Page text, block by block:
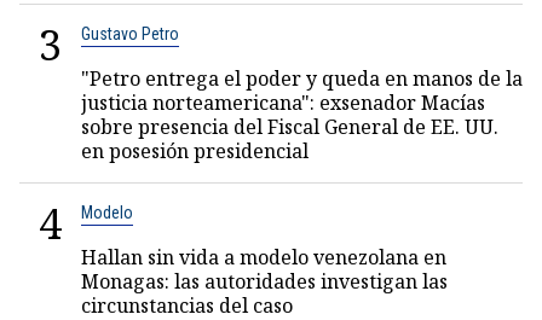
3 Gustavo Petro
"Petro entrega el poder y queda en manos de la
justicia norteamericana": exsenador Macías
sobre presencia del Fiscal General de EE. UU.
en posesión presidencial
4 Modelo
Hallan sin vida a modelo venezolana en
Monagas: las autoridades investigan las
circunstancias del caso